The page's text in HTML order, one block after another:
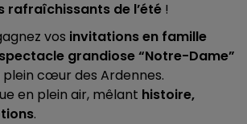
rafraîchissants de l’été !
vos invitations en famille
spectacle grandiose “Notre-Dame”
plein cœur des Ardennes.
en plein air, mêlant histoire,
.